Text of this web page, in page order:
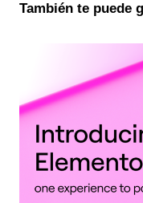
También te puede